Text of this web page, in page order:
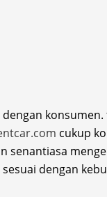
cukup
senantiasa
dengan